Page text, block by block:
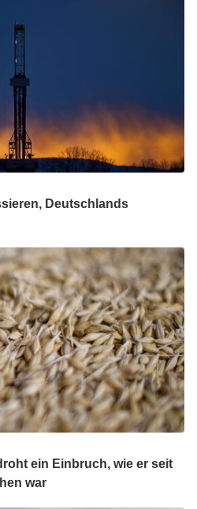
Deutschlands
ein Einbruch, wie er seit
war